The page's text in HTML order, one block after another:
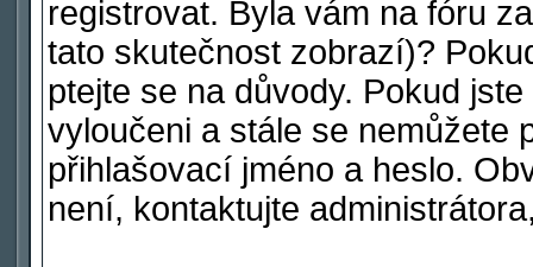
registrovat. Byla vám na fóru
tato skutečnost zobrazí)?
ptejte se na důvody. Pokud
vyloučeni a stále se nemůžete
přihlašovací jméno a heslo.
není, kontaktujte